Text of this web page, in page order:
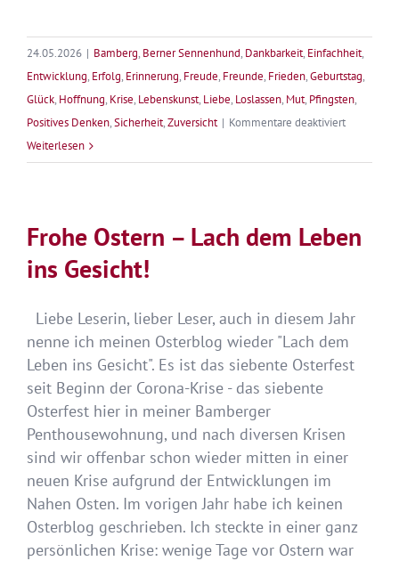
24.05.2026 | Bamberg, Berner Sennenhund, Dankbarkeit, Einfachheit,
Entwicklung, Erfolg, Erinnerung, Freude, Freunde, Frieden,Geburtstag,
Glück, Hoffnung, Krise, Lebenskunst, Liebe, Loslassen, Mut, Pfingsten,
Positives Denken,Sicherheit,Zuversicht | Kommentare deaktiviertfür
Pfingsten
leben
Weiterlesen
Frohe Ostern – Lach dem Leben
ins Gesicht!
Liebe Leserin, lieber Leser, auch in diesem Jahr
nenne ich meinen Osterblog wieder "Lach dem
Leben ins Gesicht". Es ist das siebente Osterfest
seit Beginn der Corona-Krise - das siebente
Osterfest hier in meiner Bamberger
Penthousewohnung, und nach diversen Krisen
sind wir offenbar schon wieder mitten in einer
neuen Krise aufgrund der Entwicklungen im
Nahen Osten. Im vorigen Jahr habe ich keinen
Osterblog geschrieben. Ich steckte in einer ganz
persönlichen Krise: wenige Tage vor Ostern war